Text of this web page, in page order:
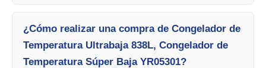
¿Cómo realizar una compra de Congelador de
Temperatura Ultrabaja 838L, Congelador de
Temperatura Súper Baja YR05301?